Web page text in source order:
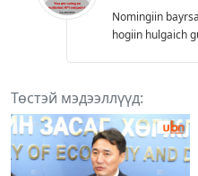
Nomingiin
hogiin hulgaich
Төстэй мэдээллүүд: